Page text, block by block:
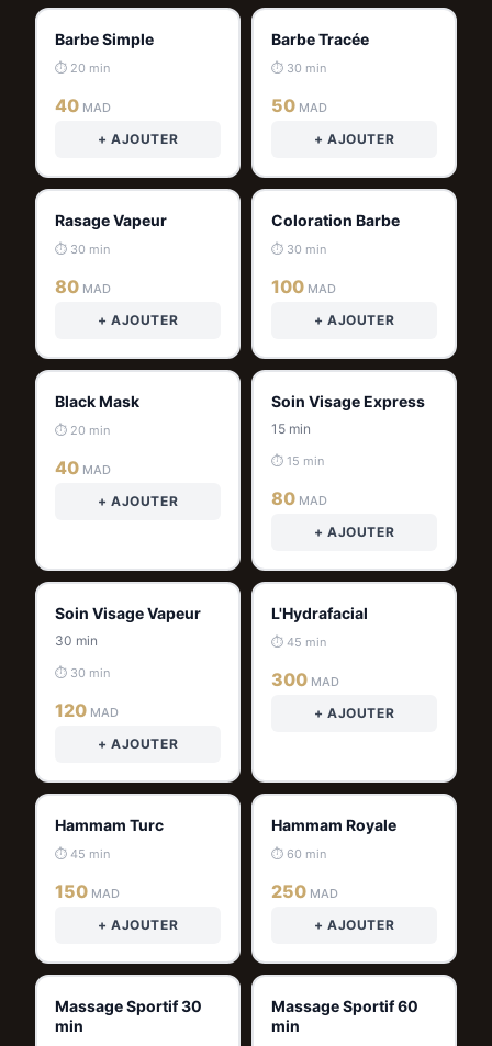
Barbe Simple
⏱ 20 min
40 MAD
+ AJOUTER
Barbe Tracée
⏱ 30 min
50 MAD
+ AJOUTER
Rasage Vapeur
⏱ 30 min
80 MAD
+ AJOUTER
Coloration Barbe
⏱ 30 min
100 MAD
+ AJOUTER
Black Mask
⏱ 20 min
40 MAD
+ AJOUTER
Soin Visage Express
15 min
⏱ 15 min
80 MAD
+ AJOUTER
Soin Visage Vapeur
30 min
⏱ 30 min
120 MAD
+ AJOUTER
L'Hydrafacial
⏱ 45 min
300 MAD
+ AJOUTER
Hammam Turc
⏱ 45 min
150 MAD
+ AJOUTER
Hammam Royale
⏱ 60 min
250 MAD
+ AJOUTER
Massage Sportif 30
min
Massage Sportif 60
min